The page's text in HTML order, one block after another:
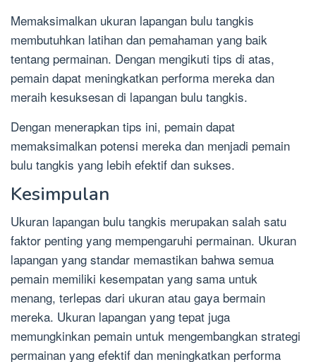
Memaksimalkan ukuran lapangan bulu tangkis
membutuhkan latihan dan pemahaman yang baik
tentang permainan. Dengan mengikuti tips di atas,
pemain dapat meningkatkan performa mereka dan
meraih kesuksesan di lapangan bulu tangkis.
Dengan menerapkan tips ini, pemain dapat
memaksimalkan potensi mereka dan menjadi pemain
bulu tangkis yang lebih efektif dan sukses.
Kesimpulan
Ukuran lapangan bulu tangkis merupakan salah satu
faktor penting yang mempengaruhi permainan. Ukuran
lapangan yang standar memastikan bahwa semua
pemain memiliki kesempatan yang sama untuk
menang, terlepas dari ukuran atau gaya bermain
mereka. Ukuran lapangan yang tepat juga
memungkinkan pemain untuk mengembangkan strategi
permainan yang efektif dan meningkatkan performa